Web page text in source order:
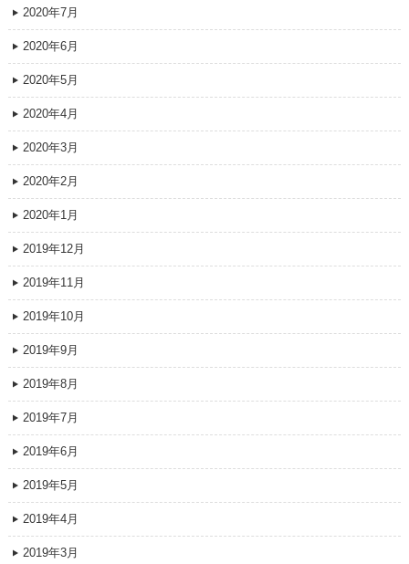
2020年7月
2020年6月
2020年5月
2020年4月
2020年3月
2020年2月
2020年1月
2019年12月
2019年11月
2019年10月
2019年9月
2019年8月
2019年7月
2019年6月
2019年5月
2019年4月
2019年3月